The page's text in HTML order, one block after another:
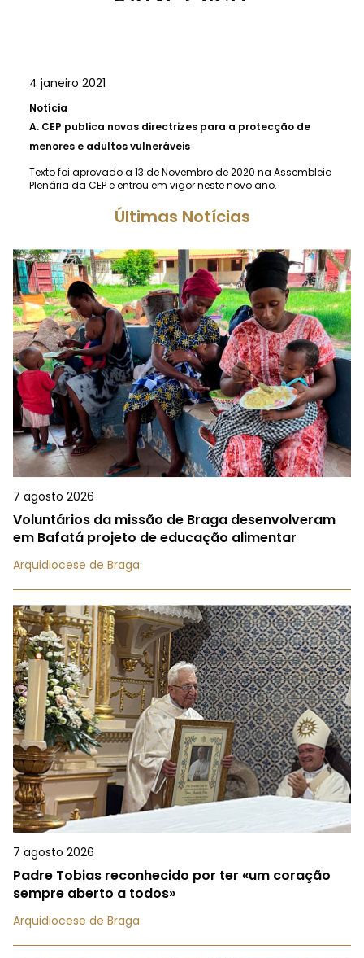
4 janeiro 2021
Notícia
A. CEP publica novas directrizes para a protecção de
menores e adultos vulneráveis
Texto foi aprovado a 13 de Novembro de 2020 na Assembleia
Plenária da CEP e entrou em vigor neste novo ano.
Últimas Notícias
7 agosto 2026
Voluntários da missão de Braga desenvolveram
em Bafatá projeto de educação alimentar
Arquidiocese de Braga
7 agosto 2026
Padre Tobias reconhecido por ter «um coração
sempre aberto a todos»
Arquidiocese de Braga